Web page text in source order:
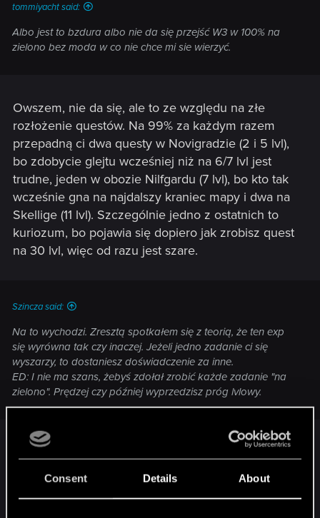
Consent Details About
tommiyacht said:
Albo jest to bzdura albo nie da się przejść W3 w 100% na
zielono bez moda w co nie chce mi sie wierzyć.
Owszem, nie da się, ale to ze względu na złe
rozłożenie questów. Na 99% za każdym razem
przepadną ci dwa questy w Novigradzie (2 i 5 lvl),
bo zdobycie glejtu wcześniej niż na 6/7 lvl jest
trudne, jeden w obozie Nilfgardu (7 lvl), bo kto tak
wcześnie gna na najdalszy kraniec mapy i dwa na
Skellige (11 lvl). Szczególnie jedno z ostatnich to
kuriozum, bo pojawia się dopiero jak zrobisz quest
na 30 lvl, więc od razu jest szare.
Szincza said:
Na to wychodzi. Zresztą spotkałem się z teorią, że ten exp
się wyrówna tak czy inaczej. Jeżeli jedno zadanie ci się
wyszarzy, to dostaniesz doświadczenie za inne.
ED: I nie ma szans, żebyś zdołał zrobić każde zadanie "na
zielono". Prędzej czy później wyprzedzisz próg lvlowy.
To teoria wyssana z palca przez graczy. A raczej
niedokładnie wyjaśniona. Jej twórcom chodziło o